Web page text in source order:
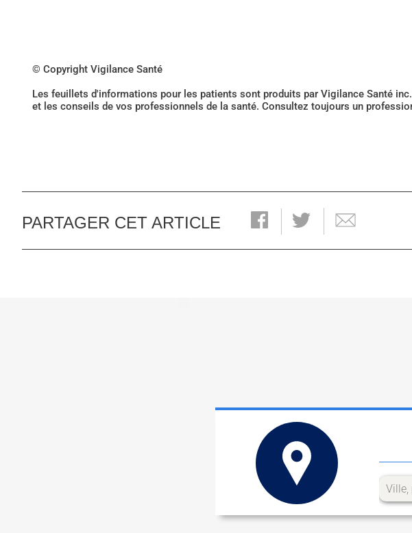
© Copyright Vigilance Santé
Les feuillets d'informations pour les patients sont produits par Vigilance Santé
et les conseils de vos professionnels de la santé. Consultez toujours un
PARTAGER CET ARTICLE